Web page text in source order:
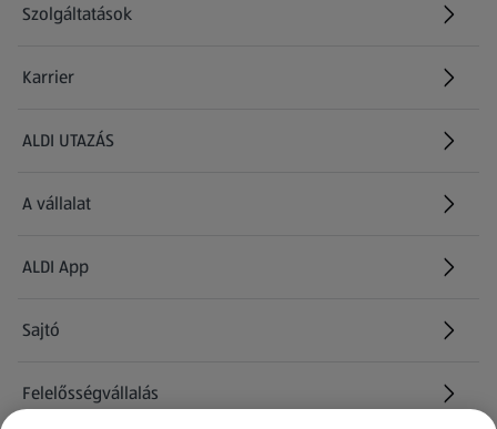
Szolgáltatások
Karrier
(új oldalon nyílik meg)
ALDI UTAZÁS
(új oldalon nyílik meg)
A vállalat
ALDI App
Sajtó
Felelősségvállalás